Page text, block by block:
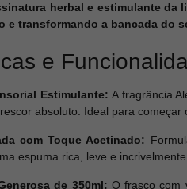
herbal e estimulante da
e transformando a bancada do
e
Estimulante: A fragrância
absoluto. Ideal para
com Toque Acetinado:
espuma rica, leve e
de 350ml: O frasco com